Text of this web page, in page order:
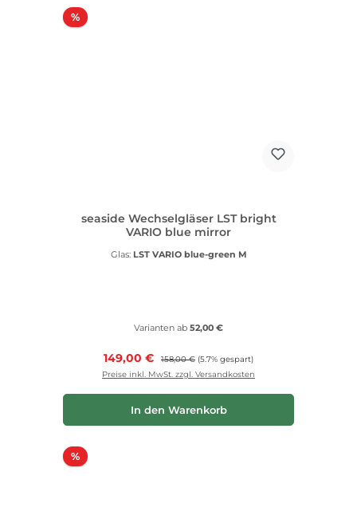
%Rabatt
seaside Wechselgläser LST bright
VARIO blue mirror
Glas: LST VARIO blue-green M
Varianten ab 52,00 €
Verkaufspreis:
149,00 € Regulärer Preis:
158,00 € (5.7% gespart)
Preise inkl. MwSt. zzgl. Versandkosten
In den Warenkorb
%Rabatt